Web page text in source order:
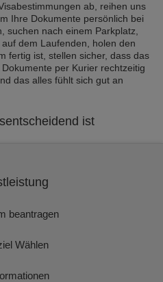
ab, reihen uns
Ihre Dokumente persönlich bei
suchen nach einem Parkplatz,
dem Laufenden, holen den
fertig ist, stellen sicher, dass das
per Kurier rechtzeitig
das alles fühlt sich gut an
ist
beantragen
Wählen